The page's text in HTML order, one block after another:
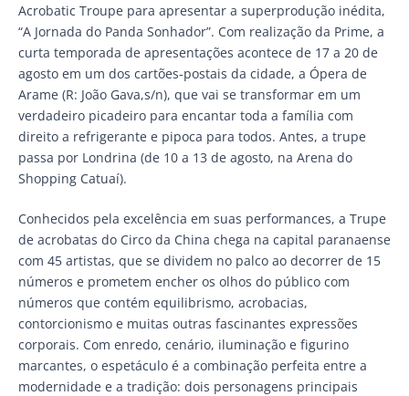
Acrobatic Troupe para apresentar a superprodução inédita,
“A Jornada do Panda Sonhador”. Com realização da Prime, a
curta temporada de apresentações acontece de 17 a 20 de
agosto em um dos cartões-postais da cidade, a Ópera de
Arame (R: João Gava,s/n), que vai se transformar em um
verdadeiro picadeiro para encantar toda a família com
direito a refrigerante e pipoca para todos. Antes, a trupe
passa por Londrina (de 10 a 13 de agosto, na Arena do
Shopping Catuaí).
Conhecidos pela excelência em suas performances, a Trupe
de acrobatas do Circo da China chega na capital paranaense
com 45 artistas, que se dividem no palco ao decorrer de 15
números e prometem encher os olhos do público com
números que contém equilibrismo, acrobacias,
contorcionismo e muitas outras fascinantes expressões
corporais. Com enredo, cenário, iluminação e figurino
marcantes, o espetáculo é a combinação perfeita entre a
modernidade e a tradição: dois personagens principais